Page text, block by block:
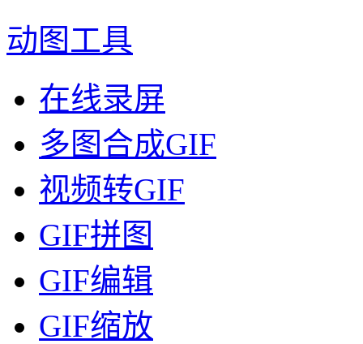
动图工具
在线录屏
多图合成GIF
视频转GIF
GIF拼图
GIF编辑
GIF缩放